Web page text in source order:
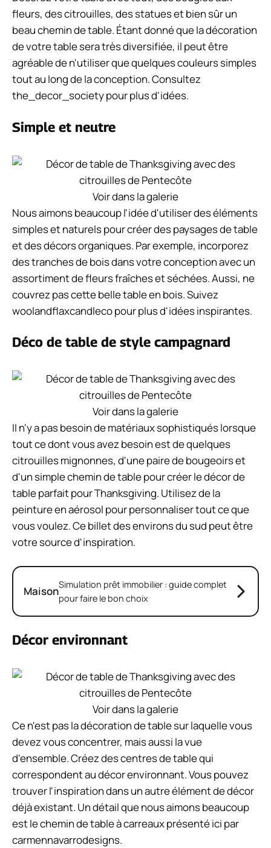
fleurs, des citrouilles, des statues et bien sûr un
beau chemin de table. Étant donné que la décoration
de votre table sera très diversifiée, il peut être
agréable de n'utiliser que quelques couleurs simples
tout au long de la conception. Consultez
the_decor_society pour plus d'idées.
Simple et neutre
Voir dans la galerie
Nous aimons beaucoup l'idée d'utiliser des éléments
simples et naturels pour créer des paysages de table
et des décors organiques. Par exemple, incorporez
des tranches de bois dans votre conception avec un
assortiment de fleurs fraîches et séchées. Aussi, ne
couvrez pas cette belle table en bois. Suivez
woolandflaxcandleco pour plus d'idées inspirantes.
Déco de table de style campagnard
Voir dans la galerie
Il n'y a pas besoin de matériaux sophistiqués lorsque
tout ce dont vous avez besoin est de quelques
citrouilles mignonnes, d'une paire de bougeoirs et
d'un simple chemin de table pour créer le décor de
table parfait pour Thanksgiving. Utilisez de la
peinture en aérosol pour personnaliser tout ce que
vous voulez. Ce billet des environs du sud peut être
votre source d'inspiration.
MaisonSimulation prêt immobilier : guide complet
pour faire le bon choix
Décor environnant
Voir dans la galerie
Ce n'est pas la décoration de table sur laquelle vous
devez vous concentrer, mais aussi la vue
d'ensemble. Créez des centres de table qui
correspondent au décor environnant. Vous pouvez
trouver l'inspiration dans un autre élément de décor
déjà existant. Un détail que nous aimons beaucoup
est le chemin de table à carreaux présenté ici par
carmennavarrodesigns.